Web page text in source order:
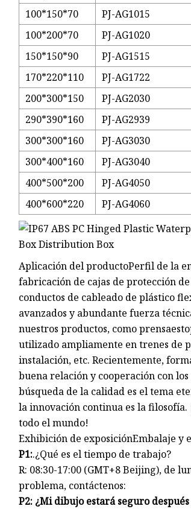
100*150*70
PJ-AG1015
100*200*70
PJ-AG1020
150*150*90
PJ-AG1515
170*220*110
PJ-AG1722
200*300*150
PJ-AG2030
290*390*160
PJ-AG2939
300*300*160
PJ-AG3030
300*400*160
PJ-AG3040
400*500*200
PJ-AG4050
400*600*220
PJ-AG4060
Aplicación del productoPerfil de la
fabricación de cajas de protección
conductos de cableado de plástico
avanzados y abundante fuerza
nuestros productos, como
utilizado ampliamente en trenes de
instalación, etc. Recientemente,
buena relación y cooperación con
búsqueda de la calidad es el tema
la innovación continua es la
todo el mundo!
Exhibición de exposiciónEmbalaje y
P1:.¿Qué es el tiempo de trabajo?
R: 08:30-17:00 (GMT+8 Beijing), de
problema, contáctenos:
P2: ¿Mi dibujo estará seguro